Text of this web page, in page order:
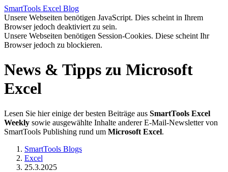
SmartTools Excel Blog
Unsere Webseiten benötigen JavaScript. Dies scheint in Ihrem
Browser jedoch deaktiviert zu sein.
Unsere Webseiten benötigen Session-Cookies. Diese scheint Ihr
Browser jedoch zu blockieren.
News & Tipps zu Microsoft
Excel
Lesen Sie hier einige der besten Beiträge aus SmartTools Excel
Weekly sowie ausgewählte Inhalte anderer E-Mail-Newsletter von
SmartTools Publishing rund um Microsoft Excel.
SmartTools Blogs
Excel
25.3.2025